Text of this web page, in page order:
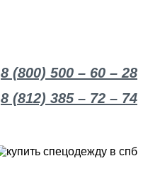
8 (800) 500 – 60 – 28
8 (812) 385 – 72 – 74